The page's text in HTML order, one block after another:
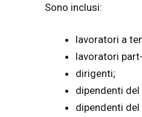
Sono inclusi:
lavoratori a
lavoratori
dirigenti;
dipendenti
dipendenti